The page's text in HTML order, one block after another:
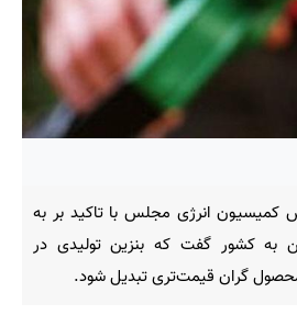
کمیسیون انرژی مجلس با تاکید بر به
به کشور گفت که بنزین تولیدی در
گران قیمت‌تری تبدیل شود.